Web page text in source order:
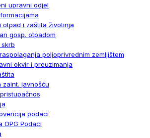
upravni odjel
otpad i zaštita životinja
gosp. otpadom
poljoprivrednim zemljištem
okvir i preuzimanja
zaint. javnošću
podaci
OPG Podaci